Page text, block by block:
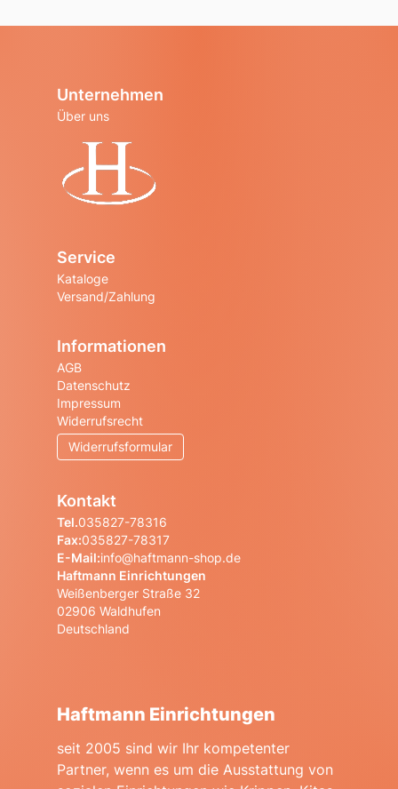
Unternehmen
Über uns
Service
Kataloge
Versand/Zahlung
Informationen
AGB
Datenschutz
Impressum
Widerrufsrecht
Widerrufsformular
Kontakt
Tel.035827-78316
Fax:035827-78317
E-Mail:info@haftmann-shop.de
Haftmann Einrichtungen
Weißenberger Straße 32
02906 Waldhufen
Deutschland
Haftmann Einrichtungen
seit 2005 sind wir Ihr kompetenter
Partner, wenn es um die Ausstattung von